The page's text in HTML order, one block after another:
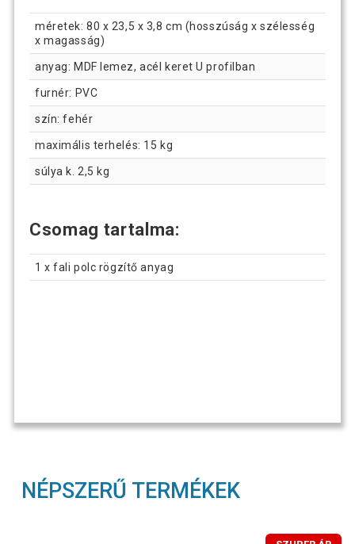
méretek: 80 x 23,5 x 3,8 cm (hosszúság x szélesség
x magasság)
anyag: MDF lemez, acél keret U profilban
furnér: PVC
szín: fehér
maximális terhelés: 15 kg
súlya k. 2,5 kg
Csomag tartalma:
1 x fali polc rögzítő anyag
NÉPSZERŰ TERMÉKEK